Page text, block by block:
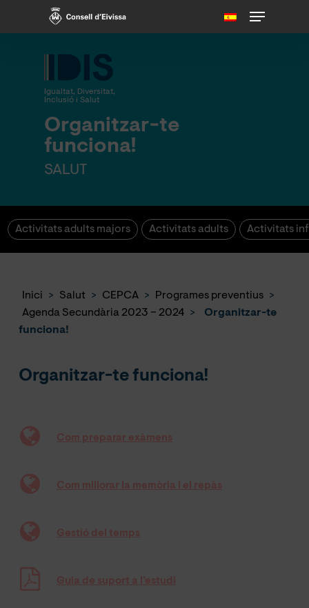
Menu
Igualtat, Diversitat,
Inclusió i Salut
Organitzar-te
funciona!
SALUT
Activitats adults majors Activitats adults Activitats
Inici > Salut > CEPCA > Programes preventius >
Agenda Secundària 2023 – 2024 >
Organitzar-te
funciona!
Organitzar-te funciona!
Com preparar exàmens
Com millorar la memòria i el repàs
Gestió del temps
Guia de suport a l’estudi